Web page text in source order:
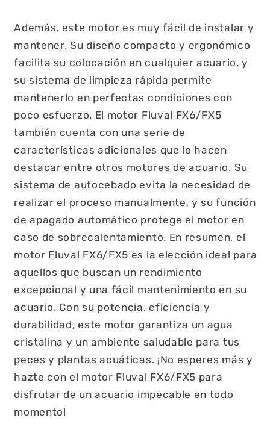
Además, este motor es muy fácil de instalar y
mantener. Su diseño compacto y ergonómico
facilita su colocación en cualquier acuario, y
su sistema de limpieza rápida permite
mantenerlo en perfectas condiciones con
poco esfuerzo. El motor Fluval FX6/FX5
también cuenta con una serie de
características adicionales que lo hacen
destacar entre otros motores de acuario. Su
sistema de autocebado evita la necesidad de
realizar el proceso manualmente, y su función
de apagado automático protege el motor en
caso de sobrecalentamiento. En resumen, el
motor Fluval FX6/FX5 es la elección ideal para
aquellos que buscan un rendimiento
excepcional y una fácil mantenimiento en su
acuario. Con su potencia, eficiencia y
durabilidad, este motor garantiza un agua
cristalina y un ambiente saludable para tus
peces y plantas acuáticas. ¡No esperes más y
hazte con el motor Fluval FX6/FX5 para
disfrutar de un acuario impecable en todo
momento!